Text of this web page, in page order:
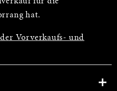
hat.
Vorverkaufs- und